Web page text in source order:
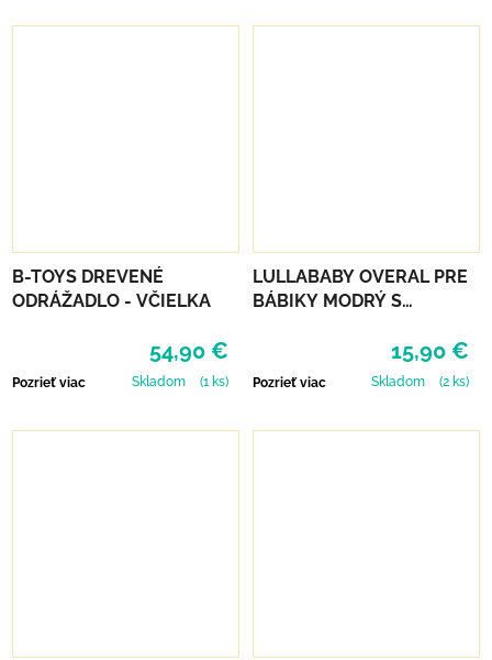
B-TOYS DREVENÉ
ODRÁŽADLO - VČIELKA
54,90 €
Pozrieť viac Skladom (1 ks)
LULLABABY OVERAL PRE
BÁBIKY MODRÝ S
15,90 €
Pozrieť viac Skladom (2 ks)